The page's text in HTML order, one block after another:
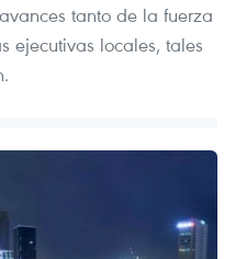
tanto de la fuerza
ejecutivas locales, tales